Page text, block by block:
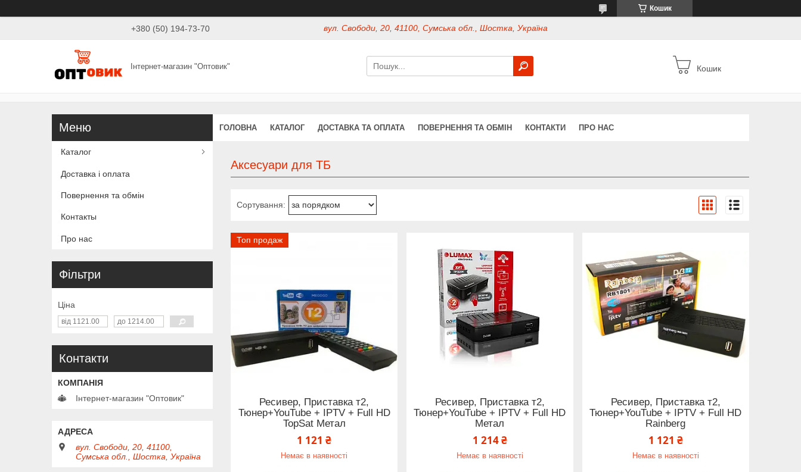
Кошик
+380 (50) 194-73-70 вул. Свободи, 20, 41100, Сумська обл., Шостка, Україна
Інтернет-магазин "Оптовик" Кошик
ГОЛОВНА КАТАЛОГ ДОСТАВКА ТА ОПЛАТА ПОВЕРНЕННЯ ТА ОБМІН КОНТАКТИ ПРО НАС
Аксесуари для ТБ
Топ продаж
Ресивер, Приставка т2,
Тюнер+YouTube + IPTV + Full HD
TopSat Метал
1 121 ₴
Немає в наявності
Ресивер, Приставка т2,
Тюнер+YouTube + IPTV + Full HD
Метал
1 214 ₴
Немає в наявності
Ресивер, Приставка т2,
Тюнер+YouTube + IPTV + Full HD
Rainberg
1 121 ₴
Немає в наявності
Каталог
Доставка і оплата
Повернення та обмін
Контакты
Про нас
Фільтри
Ціна
Контакти
Інтернет-магазин "Оптовик"
вул. Свободи, 20, 41100,
Сумська обл., Шостка, Україна